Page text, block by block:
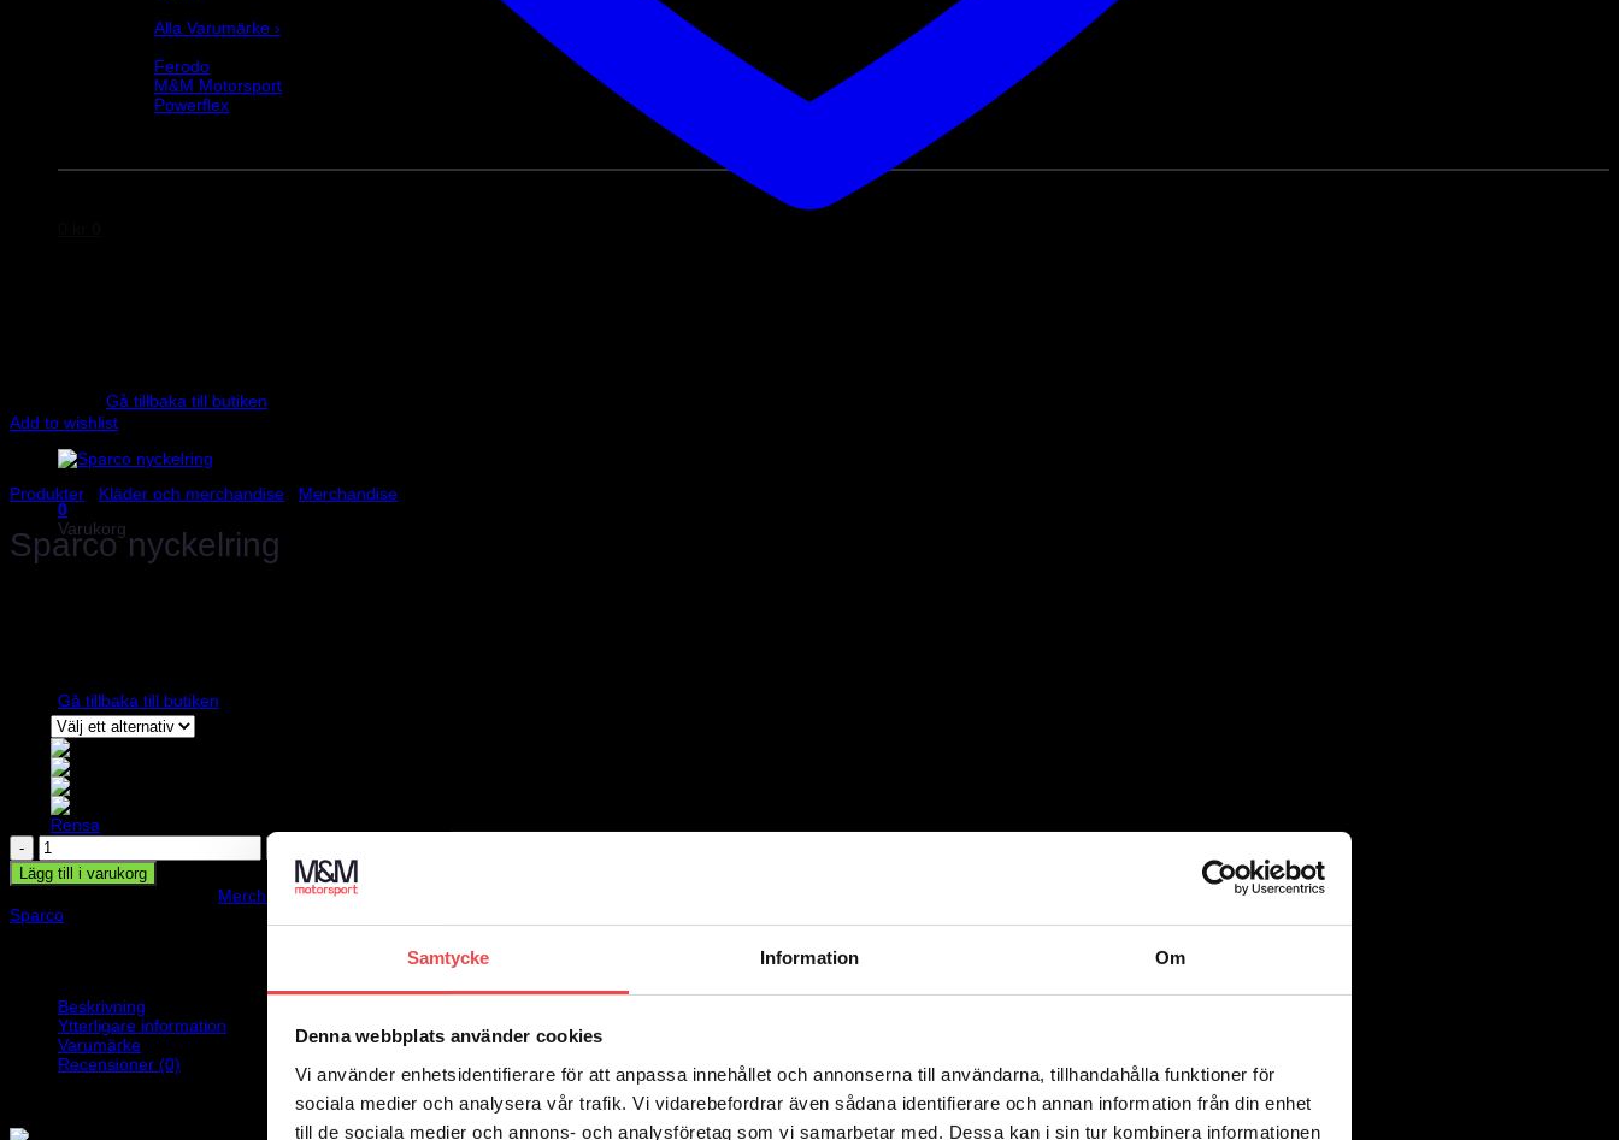
Samtycke Information Om
Denna webbplats använder cookies
Vi använder enhetsidentifierare för att anpassa innehållet och annonserna till användarna, tillhandahålla funktioner för
sociala medier och analysera vår trafik. Vi vidarebefordrar även sådana identifierare och annan information från din enhet
till de sociala medier och annons- och analysföretag som vi samarbetar med. Dessa kan i sin tur kombinera informationen
Alla Varumärke ›
Ferodo
M&M Motorsport
Powerflex
Gå tillbaka till butiken
0
Varukorg
Gå tillbaka till butiken
Add to wishlist
Produkter Kläder och merchandise Merchandise
Sparco nyckelring
Rensa
Sparco
nyckelring
mängd
Lägg till i varukorg
Merchandise Varumärke:
Sparco
Beskrivning
Ytterligare information
Varumärke
Recensioner (0)
Sparco nyckelring, tillverkad av samma läder som i stolarna på superbilar.